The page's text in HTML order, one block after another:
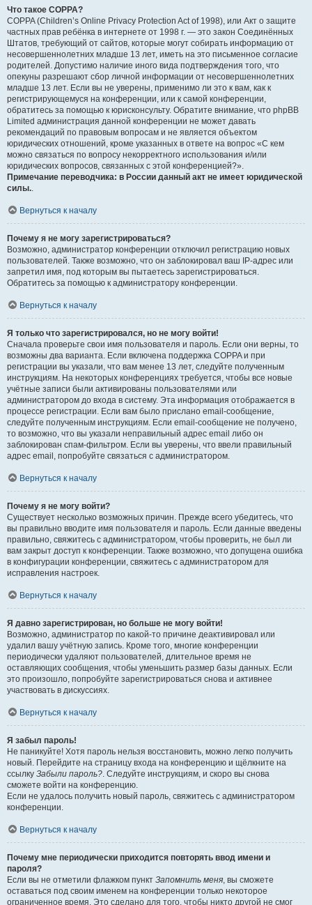
Что такое COPPA?
COPPA (Children’s Online Privacy Protection Act of 1998), или Акт о защите
частных прав ребёнка в интернете от 1998 г. — это закон Соединённых
Штатов, требующий от сайтов, которые могут собирать информацию от
несовершеннолетних младше 13 лет, иметь на это письменное согласие
родителей. Допустимо наличие иного вида подтверждения того, что
опекуны разрешают сбор личной информации от несовершеннолетних
младше 13 лет. Если вы не уверены, применимо ли это к вам, как к
регистрирующемуся на конференции, или к самой конференции,
обратитесь за помощью к юрисконсульту. Обратите внимание, что phpBB
Limited администрация данной конференции не может давать
рекомендаций по правовым вопросам и не является объектом
юридических отношений, кроме указанных в ответе на вопрос «С кем
можно связаться по вопросу некорректного использования и/или
юридических вопросов, связанных с этой конференцией?».
Примечание переводчика: в России данный акт не имеет юридической
силы..
Вернуться к началу
Почему я не могу зарегистрироваться?
Возможно, администратор конференции отключил регистрацию новых
пользователей. Также возможно, что он заблокировал ваш IP-адрес или
запретил имя, под которым вы пытаетесь зарегистрироваться.
Обратитесь за помощью к администратору конференции.
Вернуться к началу
Я только что зарегистрировался, но не могу войти!
Сначала проверьте свои имя пользователя и пароль. Если они верны, то
возможны два варианта. Если включена поддержка COPPA и при
регистрации вы указали, что вам менее 13 лет, следуйте полученным
инструкциям. На некоторых конференциях требуется, чтобы все новые
учётные записи были активированы пользователями или
администратором до входа в систему. Эта информация отображается в
процессе регистрации. Если вам было прислано email-сообщение,
следуйте полученным инструкциям. Если email-сообщение не получено,
то возможно, что вы указали неправильный адрес email либо он
заблокирован спам-фильтром. Если вы уверены, что ввели правильный
адрес email, попробуйте связаться с администратором.
Вернуться к началу
Почему я не могу войти?
Существует несколько возможных причин. Прежде всего убедитесь, что
вы правильно вводите имя пользователя и пароль. Если данные введены
правильно, свяжитесь с администратором, чтобы проверить, не был ли
вам закрыт доступ к конференции. Также возможно, что допущена ошибка
в конфигурации конференции, свяжитесь с администратором для
исправления настроек.
Вернуться к началу
Я давно зарегистрирован, но больше не могу войти!
Возможно, администратор по какой-то причине деактивировал или
удалил вашу учётную запись. Кроме того, многие конференции
периодически удаляют пользователей, длительное время не
оставляющих сообщения, чтобы уменьшить размер базы данных. Если
это произошло, попробуйте зарегистрироваться снова и активнее
участвовать в дискуссиях.
Вернуться к началу
Я забыл пароль!
Не паникуйте! Хотя пароль нельзя восстановить, можно легко получить
новый. Перейдите на страницу входа на конференцию и щёлкните на
ссылку Забыли пароль?. Следуйте инструкциям, и скоро вы снова
сможете войти на конференцию.
Если не удалось получить новый пароль, свяжитесь с администратором
конференции.
Вернуться к началу
Почему мне периодически приходится повторять ввод имени и
пароля?
Если вы не отметили флажком пункт Запомнить меня, вы сможете
оставаться под своим именем на конференции только некоторое
ограниченное время. Это сделано для того, чтобы никто другой не смог